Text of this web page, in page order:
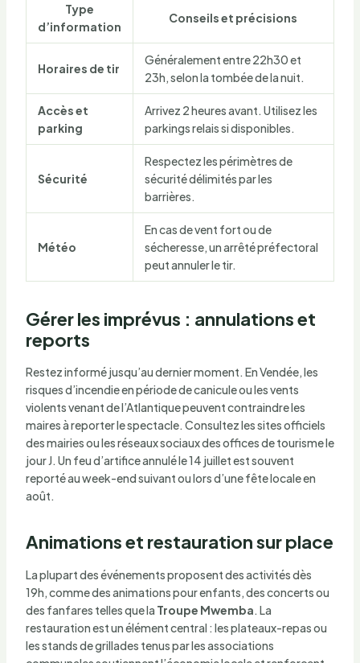
Type
d’information
Conseils et précisions
Horaires de tir
Généralement entre 22h30 et
23h, selon la tombée de la nuit.
Accès et
parking
Arrivez 2 heures avant. Utilisez les
parkings relais si disponibles.
Sécurité
Respectez les périmètres de
sécurité délimités par les
barrières.
Météo
En cas de vent fort ou de
sécheresse, un arrêté préfectoral
peut annuler le tir.
Gérer les imprévus : annulations et
reports
Restez informé jusqu’au dernier moment. En Vendée, les
risques d’incendie en période de canicule ou les vents
violents venant de l’Atlantique peuvent contraindre les
maires à reporter le spectacle. Consultez les sites officiels
des mairies ou les réseaux sociaux des offices de tourisme le
jour J. Un feu d’artifice annulé le 14 juillet est souvent
reporté au week-end suivant ou lors d’une fête locale en
août.
Animations et restauration sur place
La plupart des événements proposent des activités dès
19h, comme des animations pour enfants, des concerts ou
des fanfares telles que la Troupe Mwemba. La
restauration est un élément central : les plateaux-repas ou
les stands de grillades tenus par les associations